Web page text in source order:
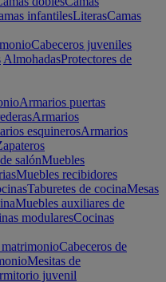
infantilesLiterasCamas
Cabeceros juveniles
AlmohadasProtectores de
Armarios puertas
Armarios
esquinerosArmarios
salónMuebles
Muebles recibidores
Taburetes de cocinaMesas
Muebles auxiliares de
modularesCocinas
matrimonioCabeceros de
Mesitas de
juvenil